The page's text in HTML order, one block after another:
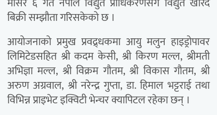
बिक्री सम्झौता गरिसकेको छ ।
आयोजनाको प्रमुख प्रवद्र्धकमा आयु मलुन हाइड्रोपावर
लिमिटेडसहित श्री कदम केसी, श्री किरण मल्ल, श्रीमती
अभिज्ञा मल्ल, श्री विक्रम गौतम, श्री विकास गौतम, श्री
अरुण अग्रवाल, श्री नरेन्द्र गुप्ता, डा. हिमाल भट्टराई तथा
विभिन्न प्राइभेट इक्विटी भेन्चर क्यापिटल रहेका छन् ।